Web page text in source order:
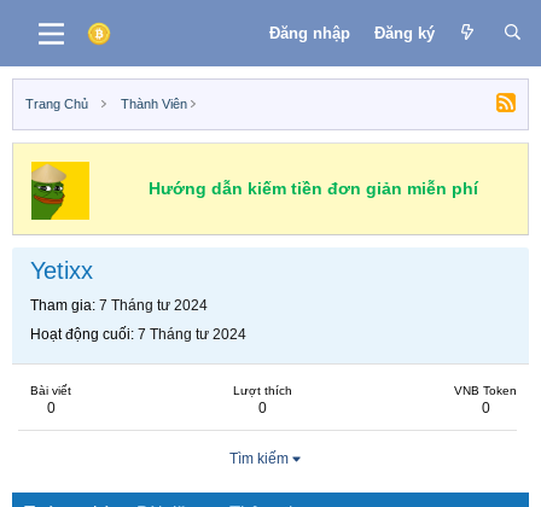
Đăng nhập Đăng ký
Trang Chủ Thành Viên
Hướng dẫn kiếm tiền đơn giản miễn phí
Yetixx
Tham gia 7 Tháng tư 2024
Hoạt động cuối 7 Tháng tư 2024
Bài viết
0
Lượt thích
0
VNB Token
0
Tìm kiếm